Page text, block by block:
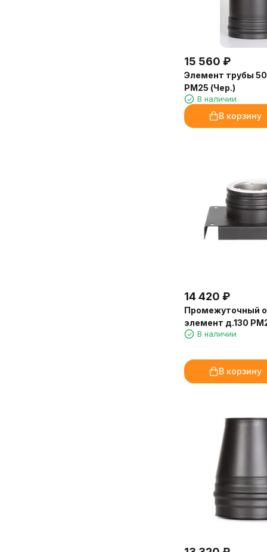
15 560 ₽
Элемент трубы
РМ25 (Чер.)
В наличии
В корзину
14 420 ₽
Промежуточный
элемент д.130
В наличии
В корзину